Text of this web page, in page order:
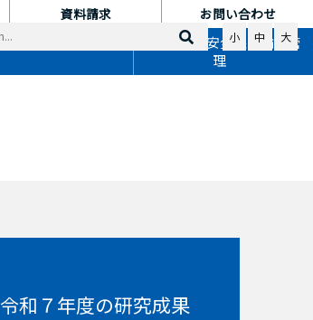
資料請求 お問い合わせ
国際交流・安全保障輸出管
理
小 中 大
令和７年度の研究成果